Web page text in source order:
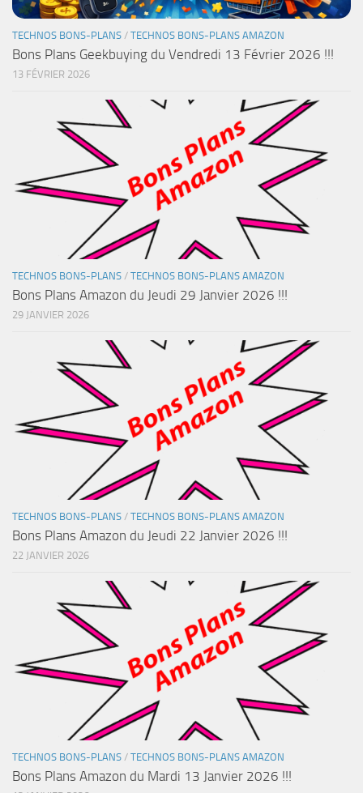
TECHNOS BONS-PLANS / TECHNOS BONS-PLANS AMAZON
Bons Plans Geekbuying du Vendredi 13 Février 2026 !!!
13 FÉVRIER 2026
TECHNOS BONS-PLANS / TECHNOS BONS-PLANS AMAZON
Bons Plans Amazon du Jeudi 29 Janvier 2026 !!!
29 JANVIER 2026
TECHNOS BONS-PLANS / TECHNOS BONS-PLANS AMAZON
Bons Plans Amazon du Jeudi 22 Janvier 2026 !!!
22 JANVIER 2026
TECHNOS BONS-PLANS / TECHNOS BONS-PLANS AMAZON
Bons Plans Amazon du Mardi 13 Janvier 2026 !!!